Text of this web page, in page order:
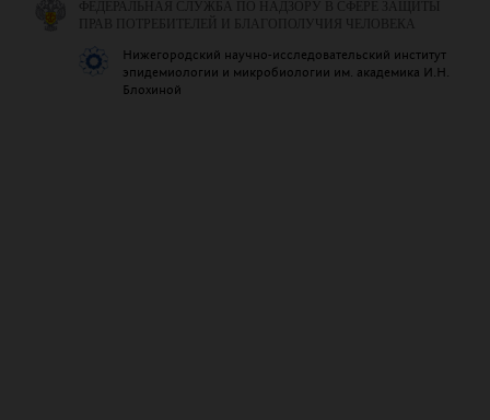
ФЕДЕРАЛЬНАЯ СЛУЖБА ПО НАДЗОРУ В СФЕРЕ ЗАЩИТЫ
ПРАВ ПОТРЕБИТЕЛЕЙ И БЛАГОПОЛУЧИЯ ЧЕЛОВЕКА
Нижегородский научно-исследовательский институт
эпидемиологии и микробиологии им. академика И.Н.
Блохиной